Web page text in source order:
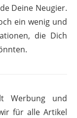
Deine Neugier.
ein wenig und
die Dich
Werbung und
für alle Artikel